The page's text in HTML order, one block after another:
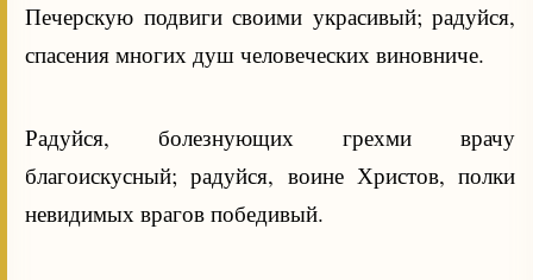
Печерскую подвиги своими украсивый; радуйся,
спасения многих душ человеческих виновниче.
Радуйся, болезнующих грехми врачу
благоискусный; радуйся, воине Христов, полки
невидимых врагов победивый.